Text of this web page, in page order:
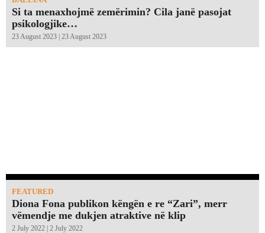
Si ta menaxhojmë zemërimin? Cila janë pasojat
psikologjike…
23 August 2023 | 23 August 2023
FEATURED
Diona Fona publikon këngën e re “Zari”, merr
vëmendje me dukjen atraktive në klip
2 July 2022 | 2 July 2022